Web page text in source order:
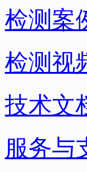
检测案
检测视
技术文
服务与